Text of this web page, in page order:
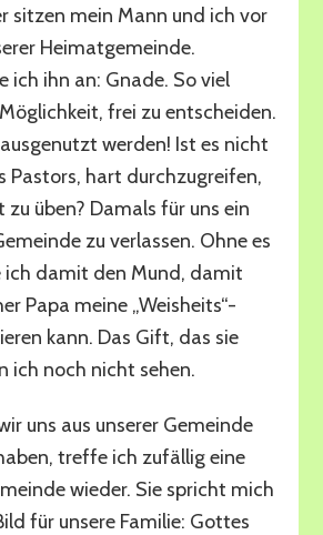
sitzen mein Mann und ich vor
Heimatgemeinde.
ich ihn an: Gnade. So viel
frei zu entscheiden.
werden! Ist es nicht
Pastors, hart durchzugreifen,
üben? Damals für uns ein
zu verlassen. Ohne es
ich damit den Mund, damit
Papa meine „Weisheits“-
kann. Das Gift, das sie
ich noch nicht sehen.
uns aus unserer Gemeinde
treffe ich zufällig eine
wieder. Sie spricht mich
für unsere Familie: Gottes